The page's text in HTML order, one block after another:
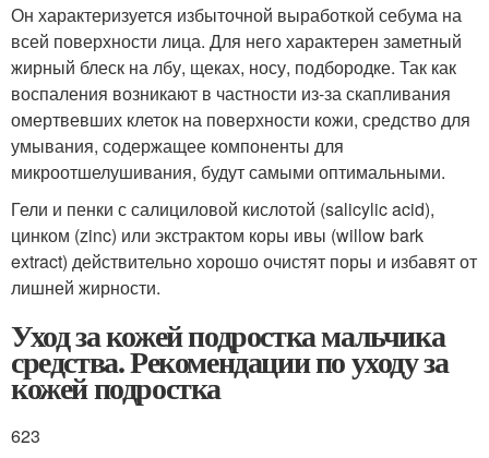
Он характеризуется избыточной выработкой себума на
всей поверхности лица. Для него характерен заметный
жирный блеск на лбу, щеках, носу, подбородке. Так как
воспаления возникают в частности из-за скапливания
омертвевших клеток на поверхности кожи, средство для
умывания, содержащее компоненты для
микроотшелушивания, будут самыми оптимальными.
Гели и пенки с салициловой кислотой (salicylic acid),
цинком (zinc) или экстрактом коры ивы (willow bark
extract) действительно хорошо очистят поры и избавят от
лишней жирности.
Уход за кожей подростка мальчика
средства. Рекомендации по уходу за
кожей подростка
623